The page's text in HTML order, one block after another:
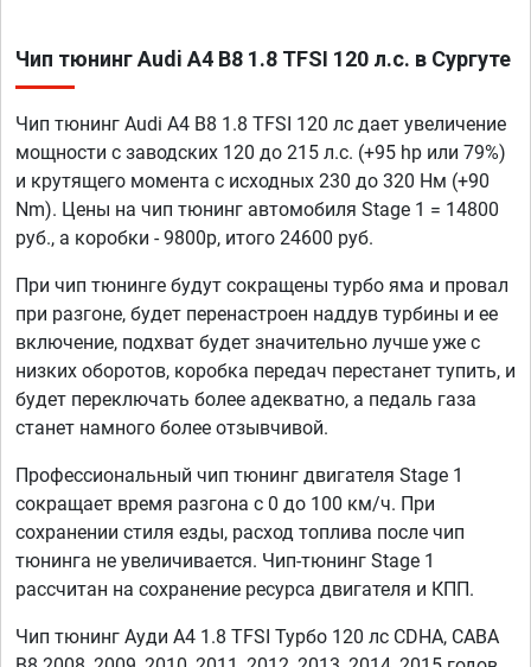
Чип тюнинг Audi A4 B8 1.8 TFSI 120 л.с. в Сургуте
Чип тюнинг Audi A4 B8 1.8 TFSI 120 лс дает увеличение
мощности с заводских 120 до 215 л.с. (+95 hp или 79%)
и крутящего момента с исходных 230 до 320 Нм (+90
Nm). Цены на чип тюнинг автомобиля Stage 1 = 14800
руб., а коробки - 9800р, итого 24600 руб.
При чип тюнинге будут сокращены турбо яма и провал
при разгоне, будет перенастроен наддув турбины и ее
включение, подхват будет значительно лучше уже с
низких оборотов, коробка передач перестанет тупить, и
будет переключать более адекватно, а педаль газа
станет намного более отзывчивой.
Профессиональный чип тюнинг двигателя Stage 1
сокращает время разгона с 0 до 100 км/ч. При
сохранении стиля езды, расход топлива после чип
тюнинга не увеличивается. Чип-тюнинг Stage 1
рассчитан на сохранение ресурса двигателя и КПП.
Чип тюнинг Ауди А4 1.8 TFSI Турбо 120 лс CDHA, CABA